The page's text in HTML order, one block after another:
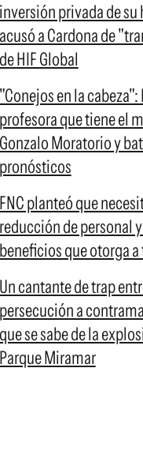
inversión privada de
acusó a Cardona de
de HIF Global
"Conejos en la
profesora que tiene el
Gonzalo Moratorio y
pronósticos
FNC planteó que
reducción de personal
beneficios que otorga
Un cantante de trap
persecución a
que se sabe de la
Parque Miramar